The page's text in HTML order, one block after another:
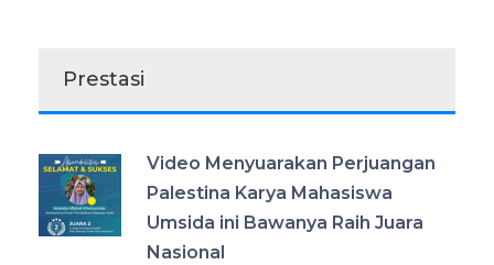
Prestasi
Video Menyuarakan Perjuangan
Palestina Karya Mahasiswa
Umsida ini Bawanya Raih Juara
Nasional